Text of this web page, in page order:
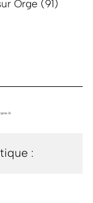
Orge (91)
B.
: